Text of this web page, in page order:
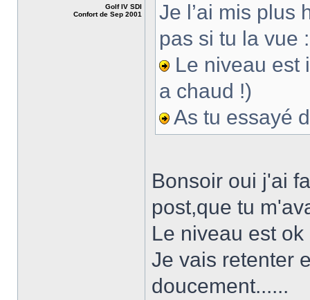
Golf IV SDI
Confort de Sep 2001
Je l’ai mis plus
pas si tu la vue :
Le niveau est
a chaud !)
As tu essayé
Bonsoir oui j'ai
post,que tu
Le niveau est ok
Je vais retenter
doucement......